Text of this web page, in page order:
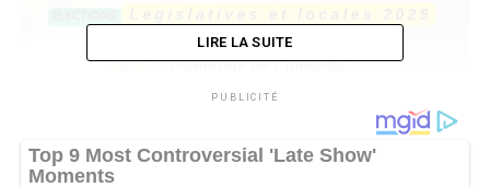
LIRE LA SUITE
PUBLICITÉ